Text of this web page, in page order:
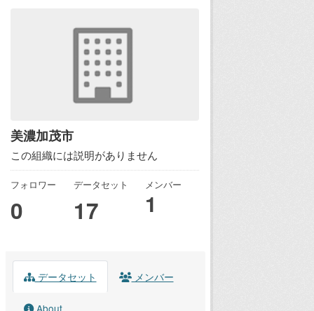
美濃加茂市
この組織には説明がありません
フォロワー
0
データセット
17
メンバー
1
データセット メンバー
About